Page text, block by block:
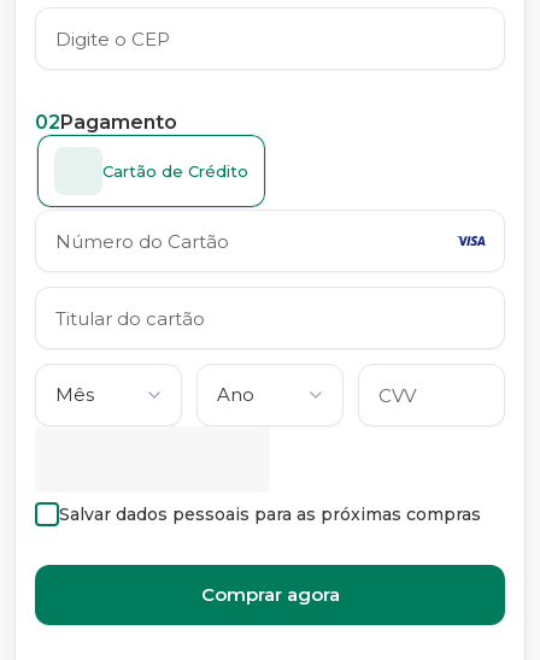
02Pagamento
Cartão de Crédito
Salvar dados pessoais para as próximas compras
Comprar agora